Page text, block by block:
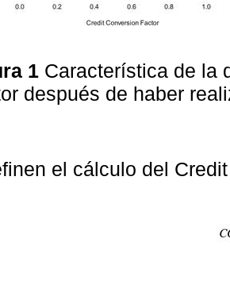
1 Característica de la
después de haber
el cálculo del